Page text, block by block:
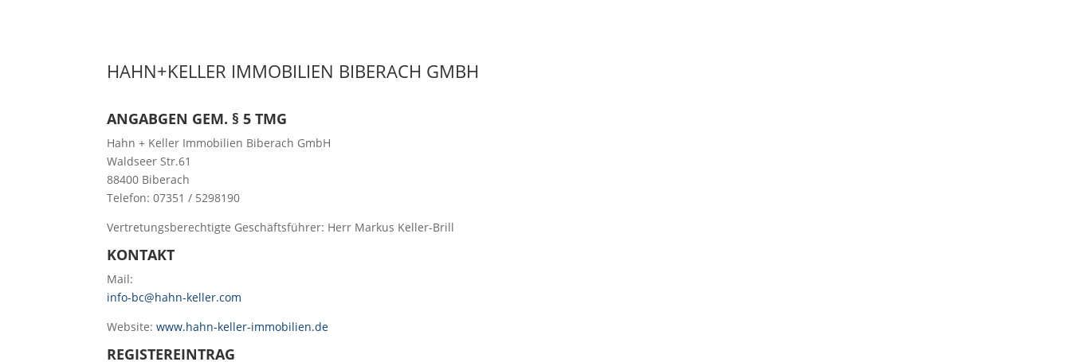
HAHN+KELLER IMMOBILIEN BIBERACH GMBH
ANGABGEN GEM. § 5 TMG
Hahn + Keller Immobilien Biberach GmbH
Waldseer Str.61
88400 Biberach
Telefon:07351 / 5298190
Vertretungsberechtigte Geschäftsführer: Herr Markus Keller-Brill
KONTAKT
Mail:
info-bc@hahn-keller.com
Website:www.hahn-keller-immobilien.de
REGISTEREINTRAG